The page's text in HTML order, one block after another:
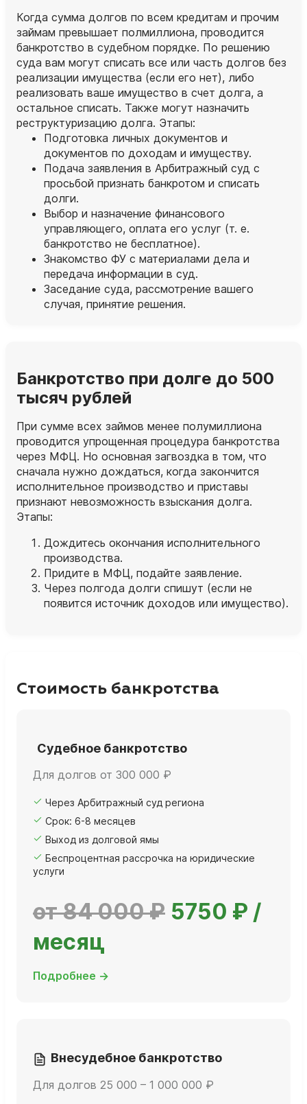
Когда сумма долгов по всем кредитам и прочим
займам превышает полмиллиона, проводится
банкротство в судебном порядке. По решению
суда вам могут списать все или часть долгов без
реализации имущества (если его нет), либо
реализовать ваше имущество в счет долга, а
остальное списать. Также могут назначить
реструктуризацию долга. Этапы:
Подготовка личных документов и
документов по доходам и имуществу.
Подача заявления в Арбитражный суд с
просьбой признать банкротом и списать
долги.
Выбор и назначение финансового
управляющего, оплата его услуг (т. е.
банкротство не бесплатное).
Знакомство ФУ с материалами дела и
передача информации в суд.
Заседание суда, рассмотрение вашего
случая, принятие решения.
Банкротство при долге до 500
тысяч рублей
При сумме всех займов менее полумиллиона
проводится упрощенная процедура банкротства
через МФЦ. Но основная загвоздка в том, что
сначала нужно дождаться, когда закончится
исполнительное производство и приставы
признают невозможность взыскания долга.
Этапы:
Дождитесь окончания исполнительного
производства.
Придите в МФЦ, подайте заявление.
Через полгода долги спишут (если не
появится источник доходов или имущество).
Стоимость банкротства
Судебное банкротство
Для долгов от 300 000 ₽
Через Арбитражный суд региона
Срок: 6-8 месяцев
Выход из долговой ямы
Беспроцентная рассрочка на юридические
услуги
от 84 000 ₽ 5750 ₽ /
месяц
Подробнее →
Внесудебное банкротство
Для долгов 25 000 – 1 000 000 ₽